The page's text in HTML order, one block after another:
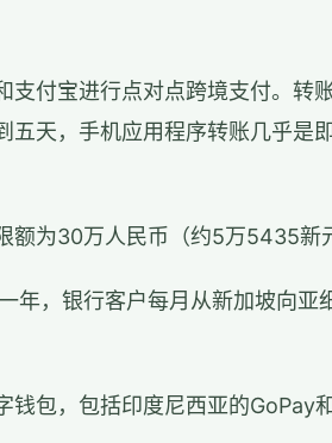
付宝进行点对点跨境支付。转
天，手机应用程序转账几乎是
为30万人民币（约5万5435新
年，银行客户每月从新加坡向亚
包，包括印度尼西亚的GoPay